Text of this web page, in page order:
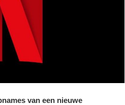
van een nieuwe